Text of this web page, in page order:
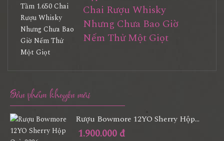
Chai Rượu Whisky
Nhưng Chưa Bao Giờ
Nếm Thử Một Giọt
Sản phẩm khuyến mãi
Rượu Bowmore 12YO Sherry Hộp...
1.900.000 đ